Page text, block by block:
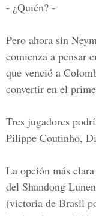
- ¿Quién? -
Pero ahora sin
comienza a pensar
que venció a
convertir en el
Tres jugadores
Pilippe Coutinho,
La opción más
del Shandong
(victoria de Brasil